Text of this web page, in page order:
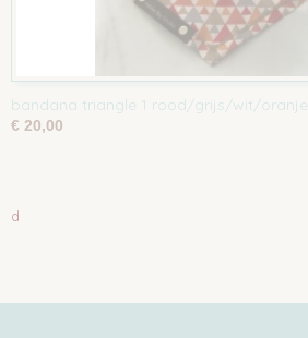
bandana triangle 1 rood/grijs/wit/oranje
€ 20,00
d